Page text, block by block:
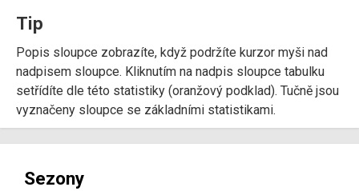
Tip
Popis sloupce zobrazíte, když podržíte kurzor myši nad
nadpisem sloupce. Kliknutím na nadpis sloupce tabulku
setřídíte dle této statistiky (oranžový podklad). Tučně jsou
vyznačeny sloupce se základními statistikami.
Sezony